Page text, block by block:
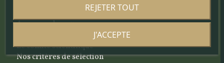
À propos de nous
Le comité scientifique
Nos critères de sélection
REJETER TOUT
J'ACCEPTE